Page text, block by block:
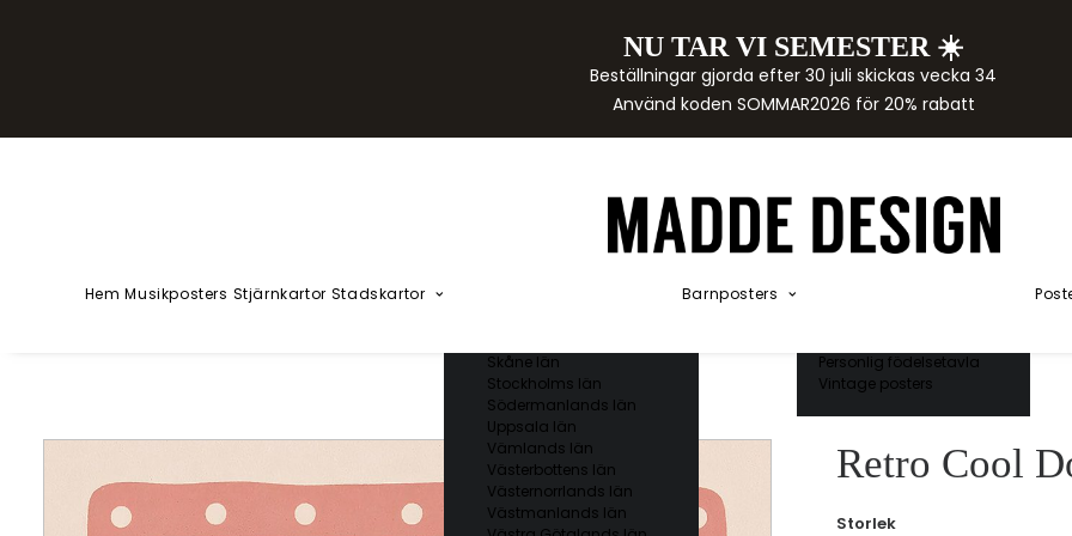
NU TAR VI SEMESTER ☀️
Beställningar gjorda efter 30 juli skickas vecka 34
Använd koden SOMMAR2026 för 20% rabatt
Hem Musikposters Stjärnkartor Stadskartor
Skåne län
Stockholms län
Södermanlands län
Uppsala län
Vämlands län
Västerbottens län
Västernorrlands län
Västmanlands län
Barnposters
Akvarellposters
Personlig födelsetavla
Vintage posters
Retro Cool
Storlek